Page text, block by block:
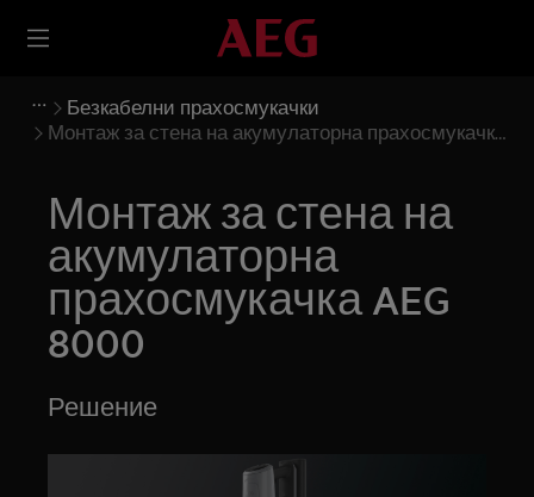
Безкабелни прахосмукачки
Монтаж за стена на акумулаторна прахосмукачка
Монтаж за стена на
акумулаторна
прахосмукачка AEG
8000
Решение